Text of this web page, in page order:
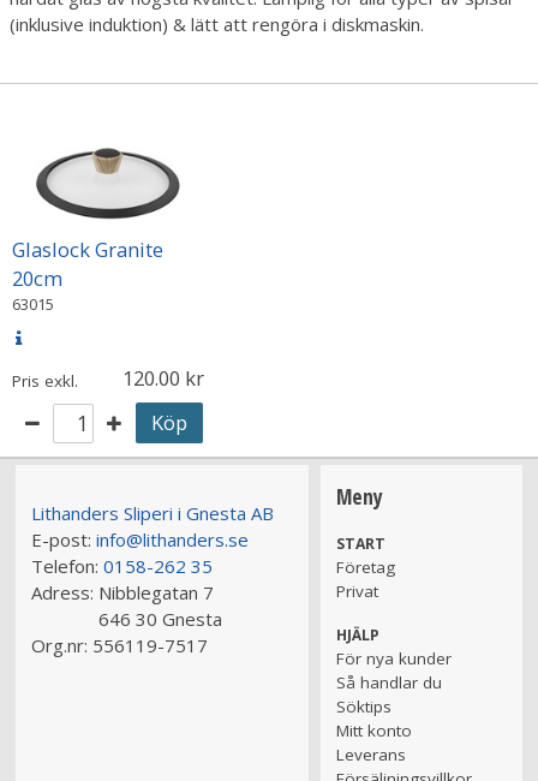
(inklusive induktion) & lätt att rengöra i diskmaskin.
Glaslock Granite
20cm
63015
Pris exkl.
120.00
Köp
Lithanders Sliperi i Gnesta AB
E-post: info@lithanders.se
Telefon: 0158-262 35
Adress: Nibblegatan 7
646 30 Gnesta
Org.nr: 556119-7517
Meny
START
Företag
Privat
HJÄLP
För nya kunder
Så handlar du
Söktips
Mitt konto
Leverans